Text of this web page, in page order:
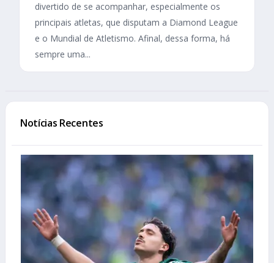
divertido de se acompanhar, especialmente os
principais atletas, que disputam a Diamond League
e o Mundial de Atletismo. Afinal, dessa forma, há
sempre uma...
Notícias Recentes